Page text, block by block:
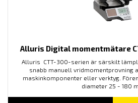
Alluris Digital momentmätare
Alluris CTT-300-serien är särskilt
snabb manuell vridmomentprovning
maskinkomponenter eller verktyg.
diameter 25 - 180